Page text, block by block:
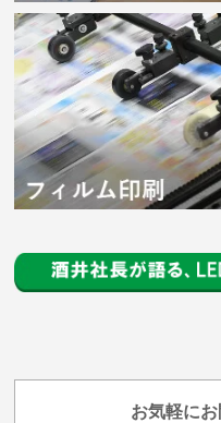
お気軽にお